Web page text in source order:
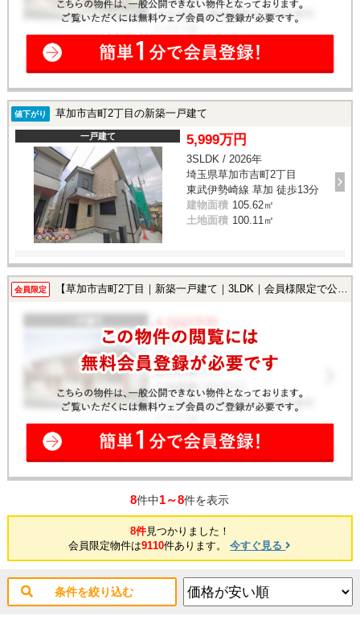
値下がり 草加市吉町2丁目の新築一戸建て
一戸建て 5,999万円
3SLDK / 2026年
埼玉県草加市吉町2丁目
東武伊勢崎線 草加 徒歩13分
建物面積 105.62㎡
土地面積 100.11㎡
会員限定 【草加市吉町2丁目｜新築一戸建て｜3LDK｜会員様限定で公開中！】
8件中1～8件を表示
8件見つかりました！
会員限定物件は9110件あります。今すぐ見る
条件を絞り込む